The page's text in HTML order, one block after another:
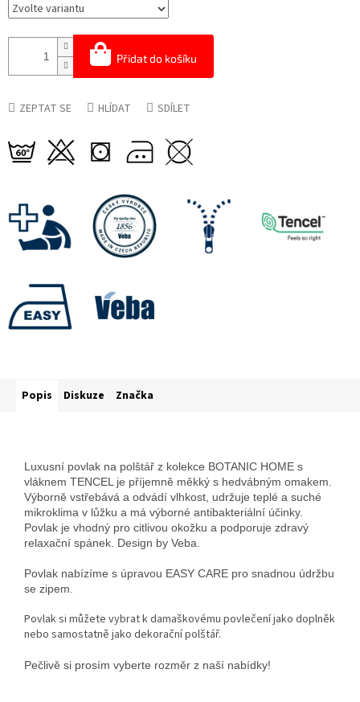
Přidat do košíku
ZEPTAT SE HLÍDAT SDÍLET
Popis Diskuze Značka
Luxusní povlak na polštář z kolekce BOTANIC HOME s
vláknem TENCEL je příjemně měkký s hedvábným omakem.
Výborně vstřebává a odvádí vlhkost, udržuje teplé a suché
mikroklima v lůžku a má výborné antibakteriální účinky.
Povlak je vhodný pro citlivou okožku a podporuje zdravý
relaxační spánek. Design by Veba.
Povlak nabízíme s úpravou EASY CARE pro snadnou údržbu
se zipem.
Povlak si můžete vybrat k damaškovému povlečení jako doplněk
nebo samostatně jako dekorační polštář.
Pečlivě si prosím vyberte rozměr z naší nabídky!